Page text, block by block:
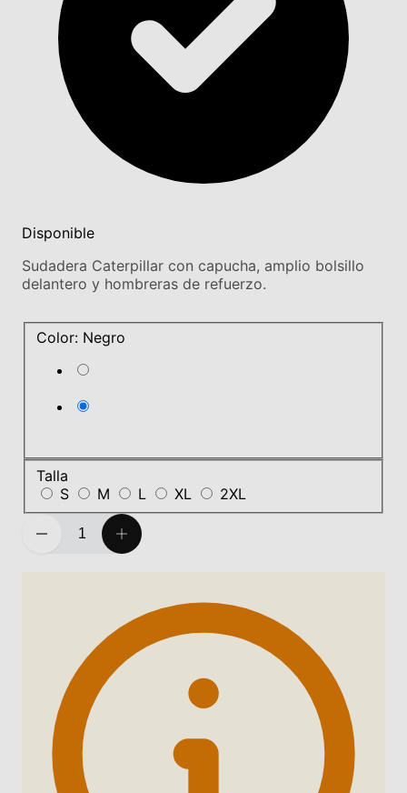
Disponible
Sudadera Caterpillar con capucha, amplio bolsillo
delantero y hombreras de refuerzo.
Color: Negro
Talla
S
M L XL 2XL